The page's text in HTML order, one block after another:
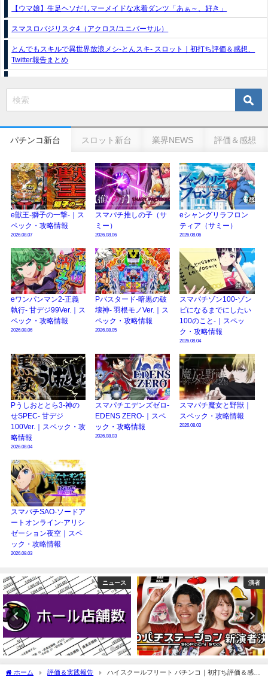
【ウマ娘】生足ヘソだしマーメイドな水着ダンツ「あぁ～、好き」
スマスロバジリスク4（アクロス/ユニバーサル）
とんでもスキルで異世界放浪メシ-とんスキ- スロット｜初打ち評価＆感想、
Twitter報告まとめ
新台パチンコ『e魔女と野獣』公式PV動画｜LT直行型399帯、運命分岐から上
乗せループ「（超）BEAST ATTACK」を狙え！
の幸せ空間、好感触のフェアスタート、原作愛溢れる演出に感動 etc…
日遊協、ファン調査2025を発表｜使用金額中央値「1万円-3万円/1回」「遊技
歴20年以上が50％以上」等々…
【2025年】エイプリルフール話題（ネタ）まとめ｜ぱちんこパチスロ関連【4
月1日】
パチンコ新台 スロット新台 業界NEWS 評価＆感想
e獣王-獅子の一撃-｜ス
ペック・攻略情報
2026.08.07
スマパチ推しの子（サ
ミー）
2026.08.06
eシャングリラフロン
ティア（サミー）
2026.08.06
eワンパンマン2-正義
執行- 甘デジ99Ver.｜ス
ペック・攻略情報
2026.08.06
Pバスタード-暗黒の破
壊神- 羽根モノVer.｜ス
ペック・攻略情報
2026.08.05
スマパチゾン100-ゾン
ビになるまでにしたい
100のこと-｜スペッ
ク・攻略情報
2026.08.04
Pうしおととら3-神の
せSPEC- 甘デジ
100Ver.｜スペック・攻
略情報
2026.08.04
スマパチエデンズゼロ-
EDENS ZERO-｜スペ
ック・攻略情報
2026.08.03
スマパチ魔女と野獣｜
スペック・攻略情報
2026.08.03
スマパチSAO-ソードア
ートオンライン-アリシ
ゼーション夜空｜スペ
ック・攻略情報
2026.08.03
演者 ニュース
ホーム 評価＆実践報告
ハイスクールフリート パチンコ｜初打ち評価＆感